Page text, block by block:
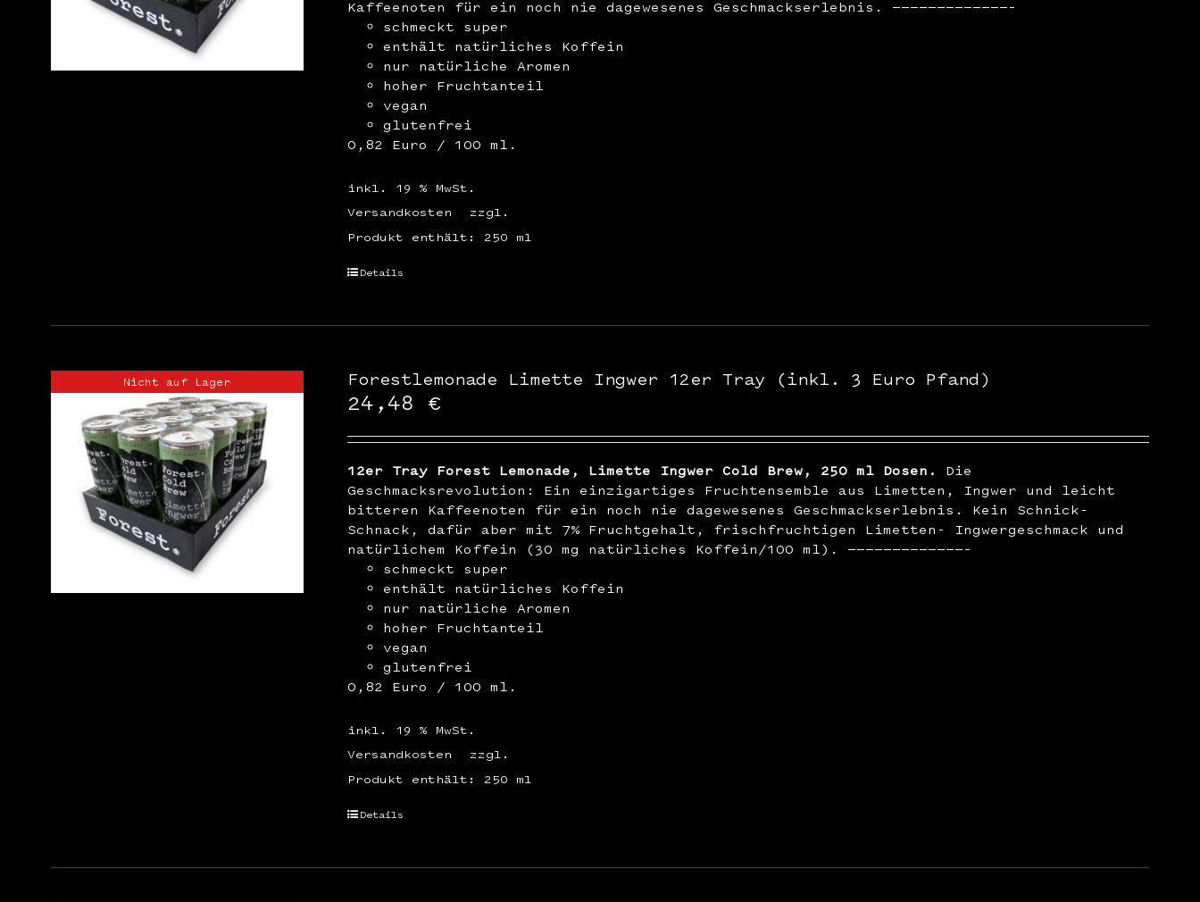
Kaffeenoten für ein noch nie dagewesenes Geschmackserlebnis. —————————————–
schmeckt super
enthält natürliches Koffein
nur natürliche Aromen
hoher Fruchtanteil
vegan
glutenfrei
0,82 Euro / 100 ml.
inkl. 19 % MwSt.
zzgl.
Versandkosten
Produkt enthält: 250 ml
Details
Nicht auf Lager Forestlemonade Limette Ingwer 12er Tray (inkl. 3 Euro Pfand)
24,48 €
12er Tray Forest Lemonade, Limette Ingwer Cold Brew, 250 ml Dosen.
Die
Geschmacksrevolution: Ein einzigartiges Fruchtensemble aus Limetten, Ingwer und leicht
bitteren Kaffeenoten für ein noch nie dagewesenes Geschmackserlebnis. Kein Schnick-
Schnack, dafür aber mit 7% Fruchtgehalt, frischfruchtigen Limetten- Ingwergeschmack und
natürlichem Koffein (30 mg natürliches Koffein/100 ml). —————————————–
schmeckt super
enthält natürliches Koffein
nur natürliche Aromen
hoher Fruchtanteil
vegan
glutenfrei
0,82 Euro / 100 ml.
inkl. 19 % MwSt.
zzgl.
Versandkosten
Produkt enthält: 250 ml
Details